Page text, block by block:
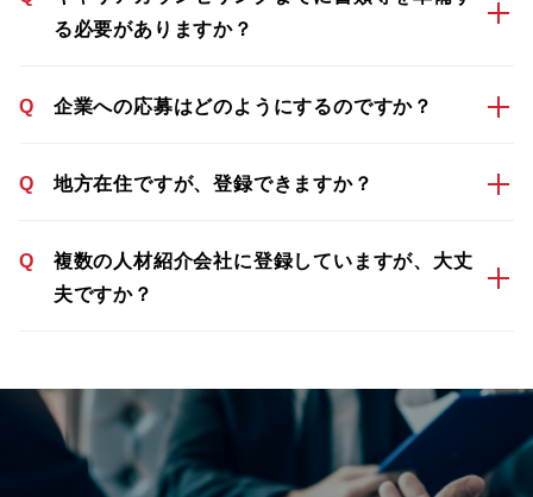
る必要がありますか？
Q 企業への応募はどのようにするのですか？
Q 地方在住ですが、登録できますか？
Q
複数の人材紹介会社に登録していますが、大丈
夫ですか？